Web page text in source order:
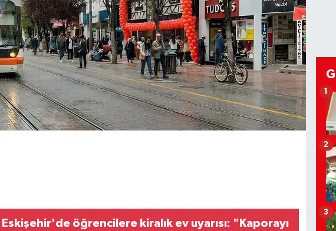
Eskişehir'de öğrencilere kiralık ev uyarısı: "Kaporayı
1
2
3